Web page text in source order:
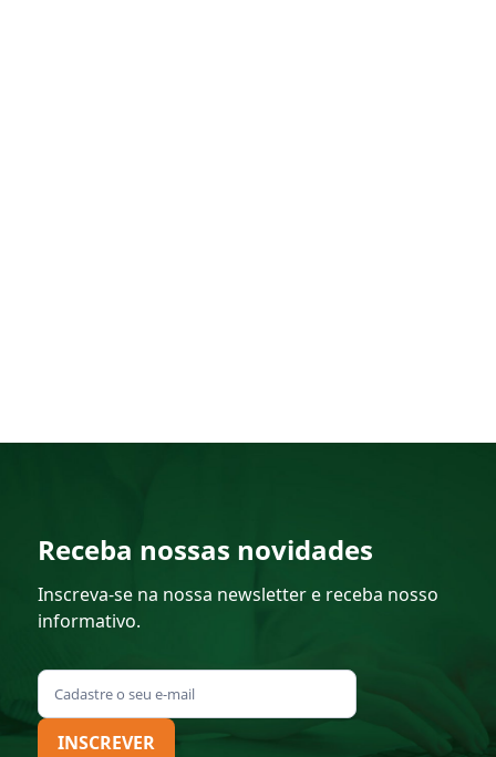
Receba nossas novidades
Inscreva-se na nossa newsletter e receba nosso
informativo.
INSCREVER